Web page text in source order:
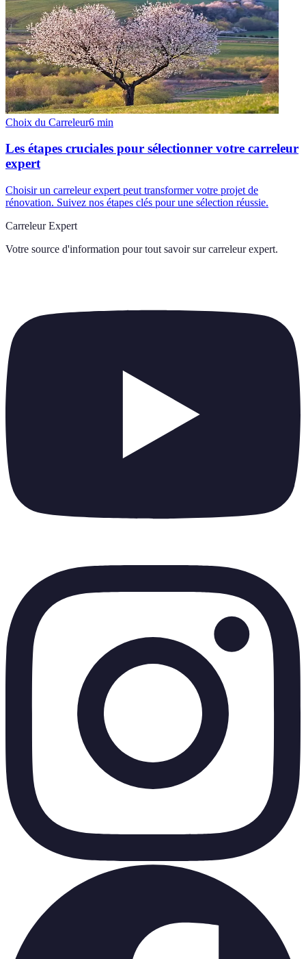
Choix du Carreleur6 min
Les étapes cruciales pour sélectionner votre carreleur
expert
Choisir un carreleur expert peut transformer votre projet de
rénovation. Suivez nos étapes clés pour une sélection réussie.
Carreleur Expert
Votre source d'information pour tout savoir sur carreleur expert.